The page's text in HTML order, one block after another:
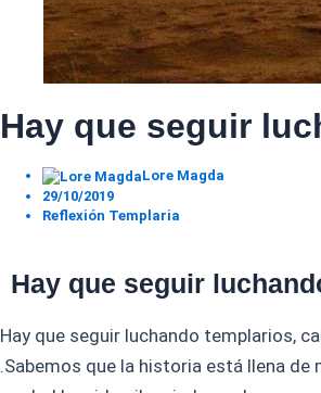
Hay que seguir
Lore Magda
29/10/2019
Reflexión Templaria
Hay que seguir
Hay que seguir luchando templarios,
.Sabemos que la historia está llena de